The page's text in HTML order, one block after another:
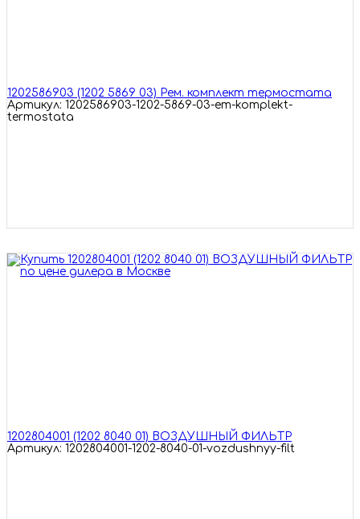
1202586903 (1202 5869 03) Рем. комплект термостата
Артикул: 1202586903-1202-5869-03-em-komplekt-
termostata
1202804001 (1202 8040 01) ВОЗДУШНЫЙ ФИЛЬТР
Артикул: 1202804001-1202-8040-01-vozdushnyy-filt